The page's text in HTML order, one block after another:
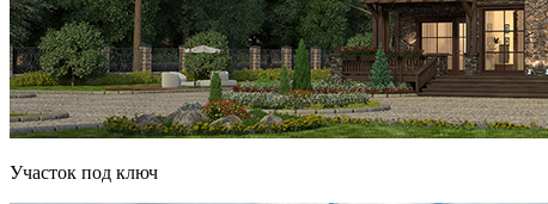
Участок под ключ